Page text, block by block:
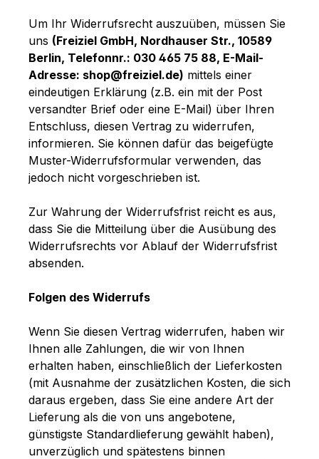
Um Ihr Widerrufsrecht auszuüben, müssen Sie
uns (Freiziel GmbH, Nordhauser Str., 10589
Berlin, Telefonnr.: 030 465 75 88, E-Mail-
Adresse: shop@freiziel.de) mittels einer
eindeutigen Erklärung (z.B. ein mit der Post
versandter Brief oder eine E-Mail) über Ihren
Entschluss, diesen Vertrag zu widerrufen,
informieren. Sie können dafür das beigefügte
Muster-Widerrufsformular verwenden, das
jedoch nicht vorgeschrieben ist.
Zur Wahrung der Widerrufsfrist reicht es aus,
dass Sie die Mitteilung über die Ausübung des
Widerrufsrechts vor Ablauf der Widerrufsfrist
absenden.
Folgen des Widerrufs
Wenn Sie diesen Vertrag widerrufen, haben wir
Ihnen alle Zahlungen, die wir von Ihnen
erhalten haben, einschließlich der Lieferkosten
(mit Ausnahme der zusätzlichen Kosten, die sich
daraus ergeben, dass Sie eine andere Art der
Lieferung als die von uns angebotene,
günstigste Standardlieferung gewählt haben),
unverzüglich und spätestens binnen